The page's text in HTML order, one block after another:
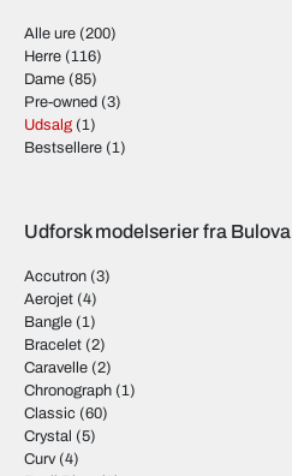
Alle ure (200)
Herre (116)
Dame (85)
Pre-owned (3)
Udsalg (1)
Bestsellere (1)
Udforsk modelserier fra Bulova
Accutron (3)
Aerojet (4)
Bangle (1)
Bracelet (2)
Caravelle (2)
Chronograph (1)
Classic (60)
Crystal (5)
Curv (4)